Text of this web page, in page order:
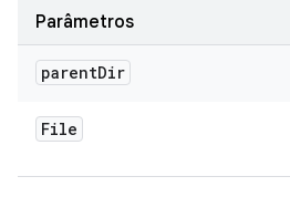
Parâmetros
parentDir
File